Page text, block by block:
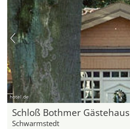
hotel.de
Schloß Bothmer Gästehaus
Schwarmstedt